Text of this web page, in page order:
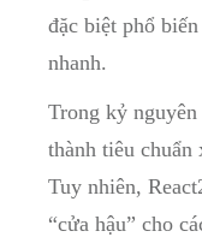
đặc biệt phổ
nhanh.
Trong kỷ
thành tiêu
Tuy nhiên,
“cửa hậu” cho